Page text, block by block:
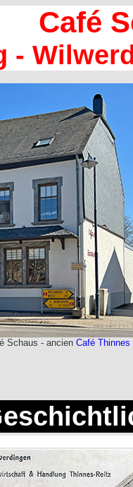
Café
-
Schaus - ancien Café Thinnes